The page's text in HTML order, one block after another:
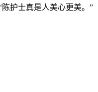
护士真是人美心更美。”